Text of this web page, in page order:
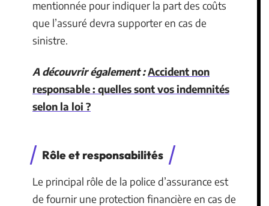
mentionnée pour indiquer la part des coûts
que l’assuré devra supporter en cas de
sinistre.
A découvrir également :Accident non
responsable : quelles sont vos indemnités
selon la loi ?
Rôle et responsabilités
Le principal rôle de la police d’assurance est
de fournir une protection financière en cas de